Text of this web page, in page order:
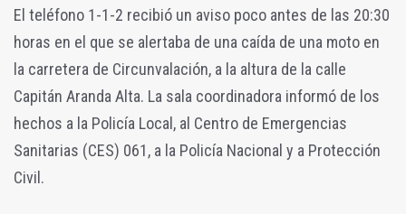
El teléfono 1-1-2 recibió un aviso poco antes de las 20:30
horas en el que se alertaba de una caída de una moto en
la carretera de Circunvalación, a la altura de la calle
Capitán Aranda Alta. La sala coordinadora informó de los
hechos a la Policía Local, al Centro de Emergencias
Sanitarias (CES) 061, a la Policía Nacional y a Protección
Civil.